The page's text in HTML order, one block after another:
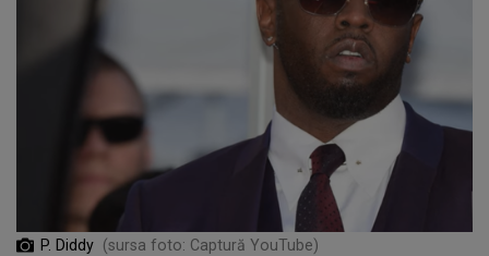
P. Diddy (sursa foto: Captură YouTube)